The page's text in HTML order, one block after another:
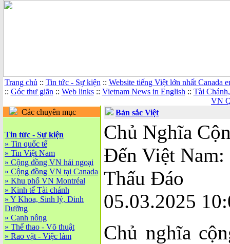
Trang chủ :: Tin tức - Sự kiện :: Website tiếng Việt lớn nhất Canada
:: Góc thư giãn :: Web links:: Vietnam News in English :: Tài
VN
Các chuyên mục
Tin tức - Sự kiện
» Tin quốc tế
» Tin Việt Nam
» Cộng đồng VN hải ngoại
» Cộng đồng VN tại Canada
» Khu phố VN Montréal
» Kinh tế Tài chánh
» Y Khoa, Sinh lý, Dinh
Dưỡng
» Canh nông
» Thể thao - Võ thuật
» Rao vặt - Việc làm
Bản sắc Việt
Chủ Nghĩa
Đến Việt
Thấu Đáo
05.03.2025
Chủ nghĩa